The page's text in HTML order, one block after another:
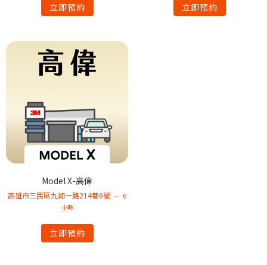
立即預約 立即預約
Model X-高偉
高雄市三民區九如一路214巷6號
6
小時
立即預約